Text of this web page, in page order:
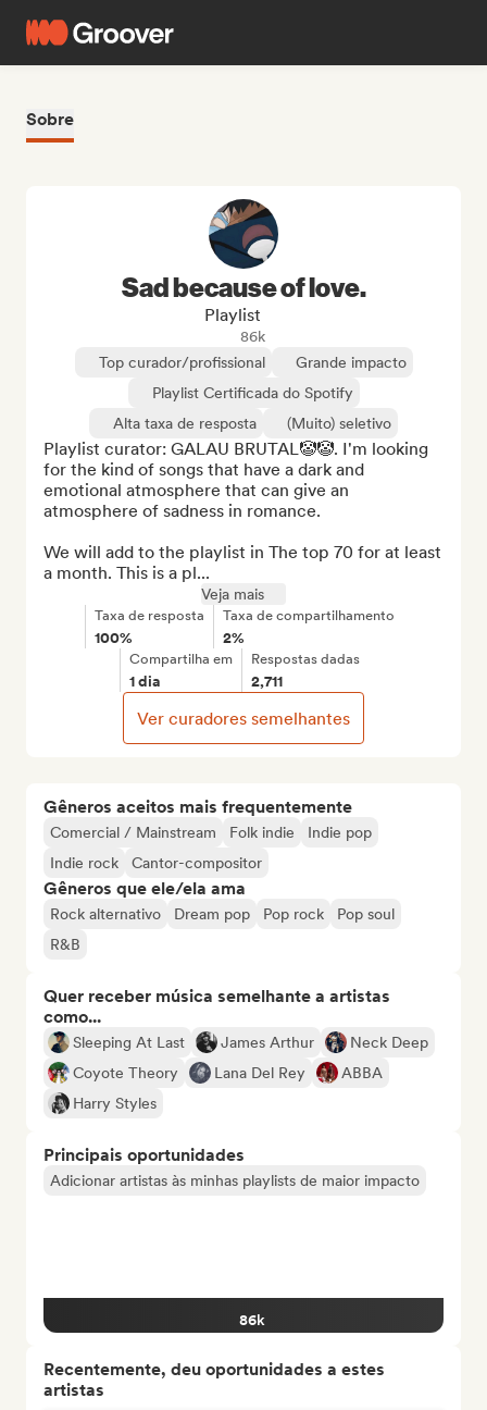
Sobre
Gêneros aceitos mais frequentemente
Comercial / Mainstream Folk indie
Indie pop
Indie rock
Cantor-compositor
Gêneros que ele/ela ama
Rock alternativo Dream pop Pop rock
Pop soul
R&B
Quer receber música semelhante a artistas
como...
Sleeping At Last James Arthur
Neck Deep
Coyote Theory
Lana Del Rey
ABBA
Harry Styles
Principais oportunidades
Adicionar artistas às minhas playlists de maior impacto
86k
Recentemente, deu oportunidades a estes
artistas
Sad because of love.
Playlist
86k
Top curador/profissional
Grande impacto
Playlist Certificada do Spotify
Alta taxa de resposta
(Muito) seletivo
Playlist curator: GALAU BRUTAL🤡🤡. I'm looking
for the kind of songs that have a dark and
emotional atmosphere that can give an
atmosphere of sadness in romance.
We will add to the playlist in The top 70 for at least
a month. This is a pl...
Veja mais
Taxa de resposta
100%
Taxa de compartilhamento
2%
Compartilha em
1 dia
Respostas dadas
2,711
Ver curadores semelhantes